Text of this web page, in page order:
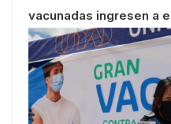
vacunadas ingresen a